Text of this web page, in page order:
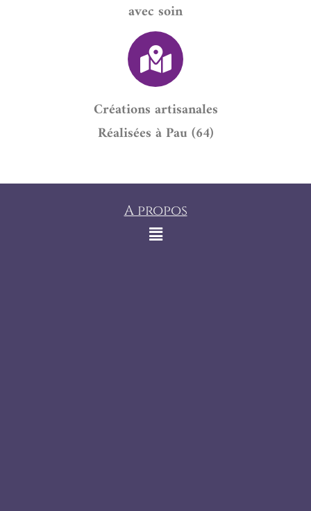
avec soin
Créations artisanales
Réalisées à Pau (64)
A propos